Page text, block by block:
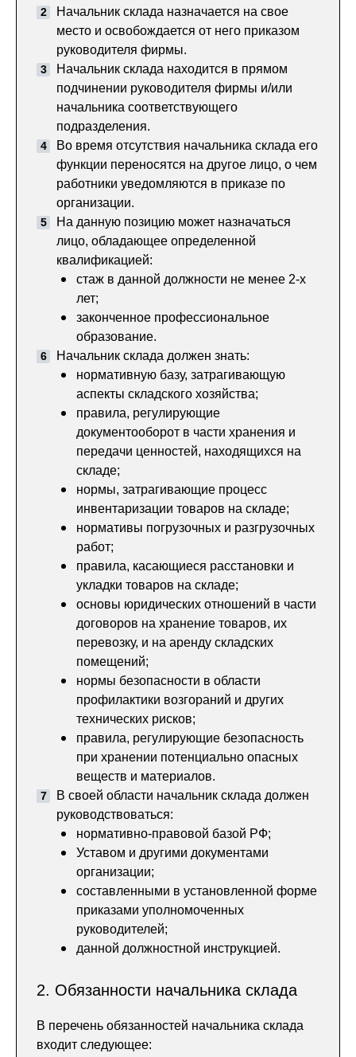
Начальник склада назначается на свое
место и освобождается от него приказом
руководителя фирмы.
Начальник склада находится в прямом
подчинении руководителя фирмы и/или
начальника соответствующего
подразделения.
Во время отсутствия начальника склада его
функции переносятся на другое лицо, о чем
работники уведомляются в приказе по
организации.
На данную позицию может назначаться
лицо, обладающее определенной
квалификацией:
стаж в данной должности не менее 2-х
лет;
законченное профессиональное
образование.
Начальник склада должен знать:
нормативную базу, затрагивающую
аспекты складского хозяйства;
правила, регулирующие
документооборот в части хранения и
передачи ценностей, находящихся на
складе;
нормы, затрагивающие процесс
инвентаризации товаров на складе;
нормативы погрузочных и разгрузочных
работ;
правила, касающиеся расстановки и
укладки товаров на складе;
основы юридических отношений в части
договоров на хранение товаров, их
перевозку, и на аренду складских
помещений;
нормы безопасности в области
профилактики возгораний и других
технических рисков;
правила, регулирующие безопасность
при хранении потенциально опасных
веществ и материалов.
В своей области начальник склада должен
руководствоваться:
нормативно-правовой базой РФ;
Уставом и другими документами
организации;
составленными в установленной форме
приказами уполномоченных
руководителей;
данной должностной инструкцией.
2. Обязанности начальника склада
В перечень обязанностей начальника склада
входит следующее: